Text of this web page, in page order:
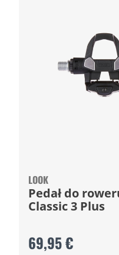
LOOK
Pedał do
Classic 3 Plus
69,95 €